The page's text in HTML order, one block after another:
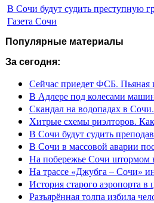
В Сочи будут судить преступную
Газета Сочи
Популярные материалы
За сегодня:
Сейчас приедет ФСБ. Пьяная
В Адлере под колесами
Скандал на водопадах в
Хитрые схемы риэлторов.
В Сочи будут судить
В Сочи в массовой аварии
На побережье Сочи штормом
На трассе «Джубга – Сочи»
История старого аэропорта в
Разъярённая толпа избила